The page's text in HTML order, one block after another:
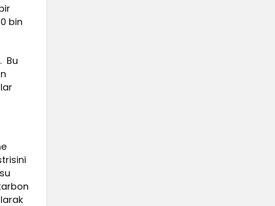
bin
Bu